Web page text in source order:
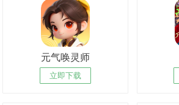
元气唤灵师
立即下载